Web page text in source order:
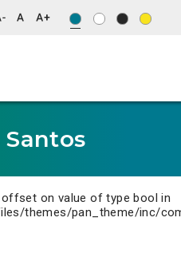
on value of type bool in
themes/pan_theme/inc/